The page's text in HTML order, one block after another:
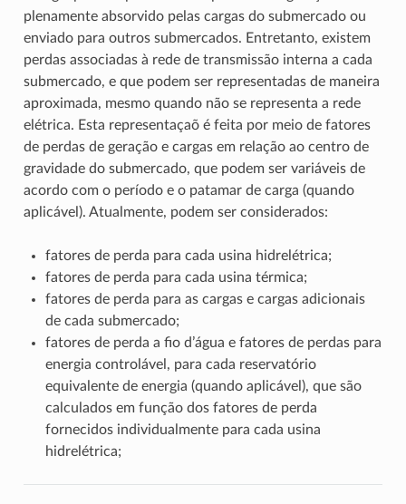
plenamente absorvido pelas cargas do submercado ou
enviado para outros submercados. Entretanto, existem
perdas associadas à rede de transmissão interna a cada
submercado, e que podem ser representadas de maneira
aproximada, mesmo quando não se representa a rede
elétrica. Esta representaçaõ é feita por meio de fatores
de perdas de geração e cargas em relação ao centro de
gravidade do submercado, que podem ser variáveis de
acordo com o período e o patamar de carga (quando
aplicável). Atualmente, podem ser considerados:
fatores de perda para cada usina hidrelétrica;
fatores de perda para cada usina térmica;
fatores de perda para as cargas e cargas adicionais
de cada submercado;
fatores de perda a fio d’água e fatores de perdas para
energia controlável, para cada reservatório
equivalente de energia (quando aplicável), que são
calculados em função dos fatores de perda
fornecidos individualmente para cada usina
hidrelétrica;